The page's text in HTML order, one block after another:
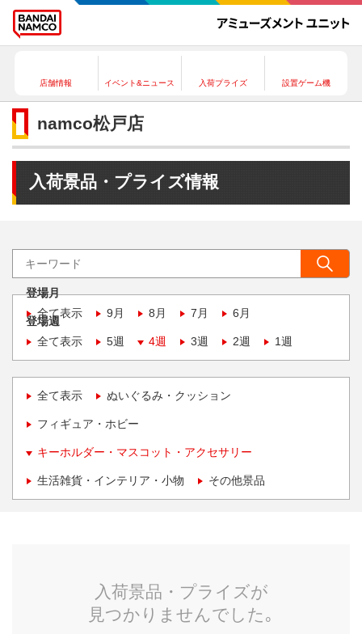
店舗情報 イベント&ニュース 入荷プライズ 設置ゲーム機
namco松戸店
入荷景品・プライズ情報
登場月
全て表示
9月 8月 7月 6月
登場週
全て表示
5週 4週 3週 2週 1週
全て表示 ぬいぐるみ・クッション
フィギュア・ホビー
キーホルダー・マスコット・アクセサリー
生活雑貨・インテリア・小物 その他景品